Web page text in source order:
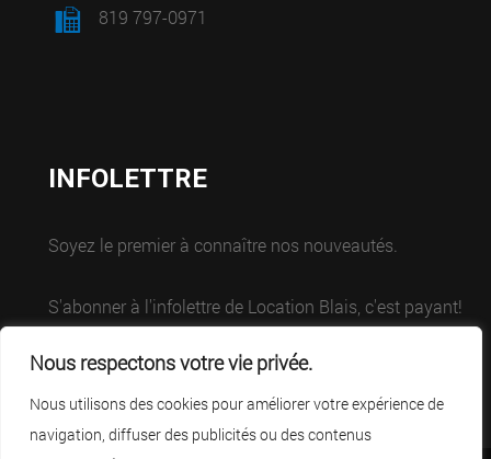
Nous respectons votre vie privée.
Nous utilisons des cookies pour améliorer votre expérience de
navigation, diffuser des publicités ou des contenus
819 797-0971
INFOLETTRE
Soyez le premier à connaître nos nouveautés.
S'abonner à l'infolettre de Location Blais, c'est payant!